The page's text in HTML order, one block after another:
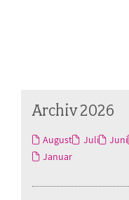
Archiv 2026
August Juli Juni
Januar